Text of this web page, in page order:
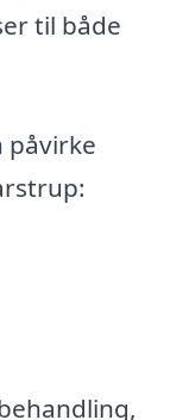
til både
påvirke